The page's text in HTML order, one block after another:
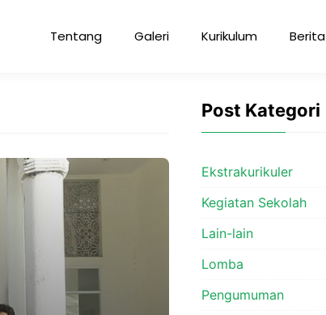
Tentang Galeri Kurikulum Berita
Post Kategori
Ekstrakurikuler
Kegiatan Sekolah
Lain-lain
Lomba
Pengumuman